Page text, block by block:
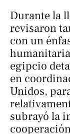
Durante la
revisaron
con un
egipcio
en
Unidos,
subrayó la